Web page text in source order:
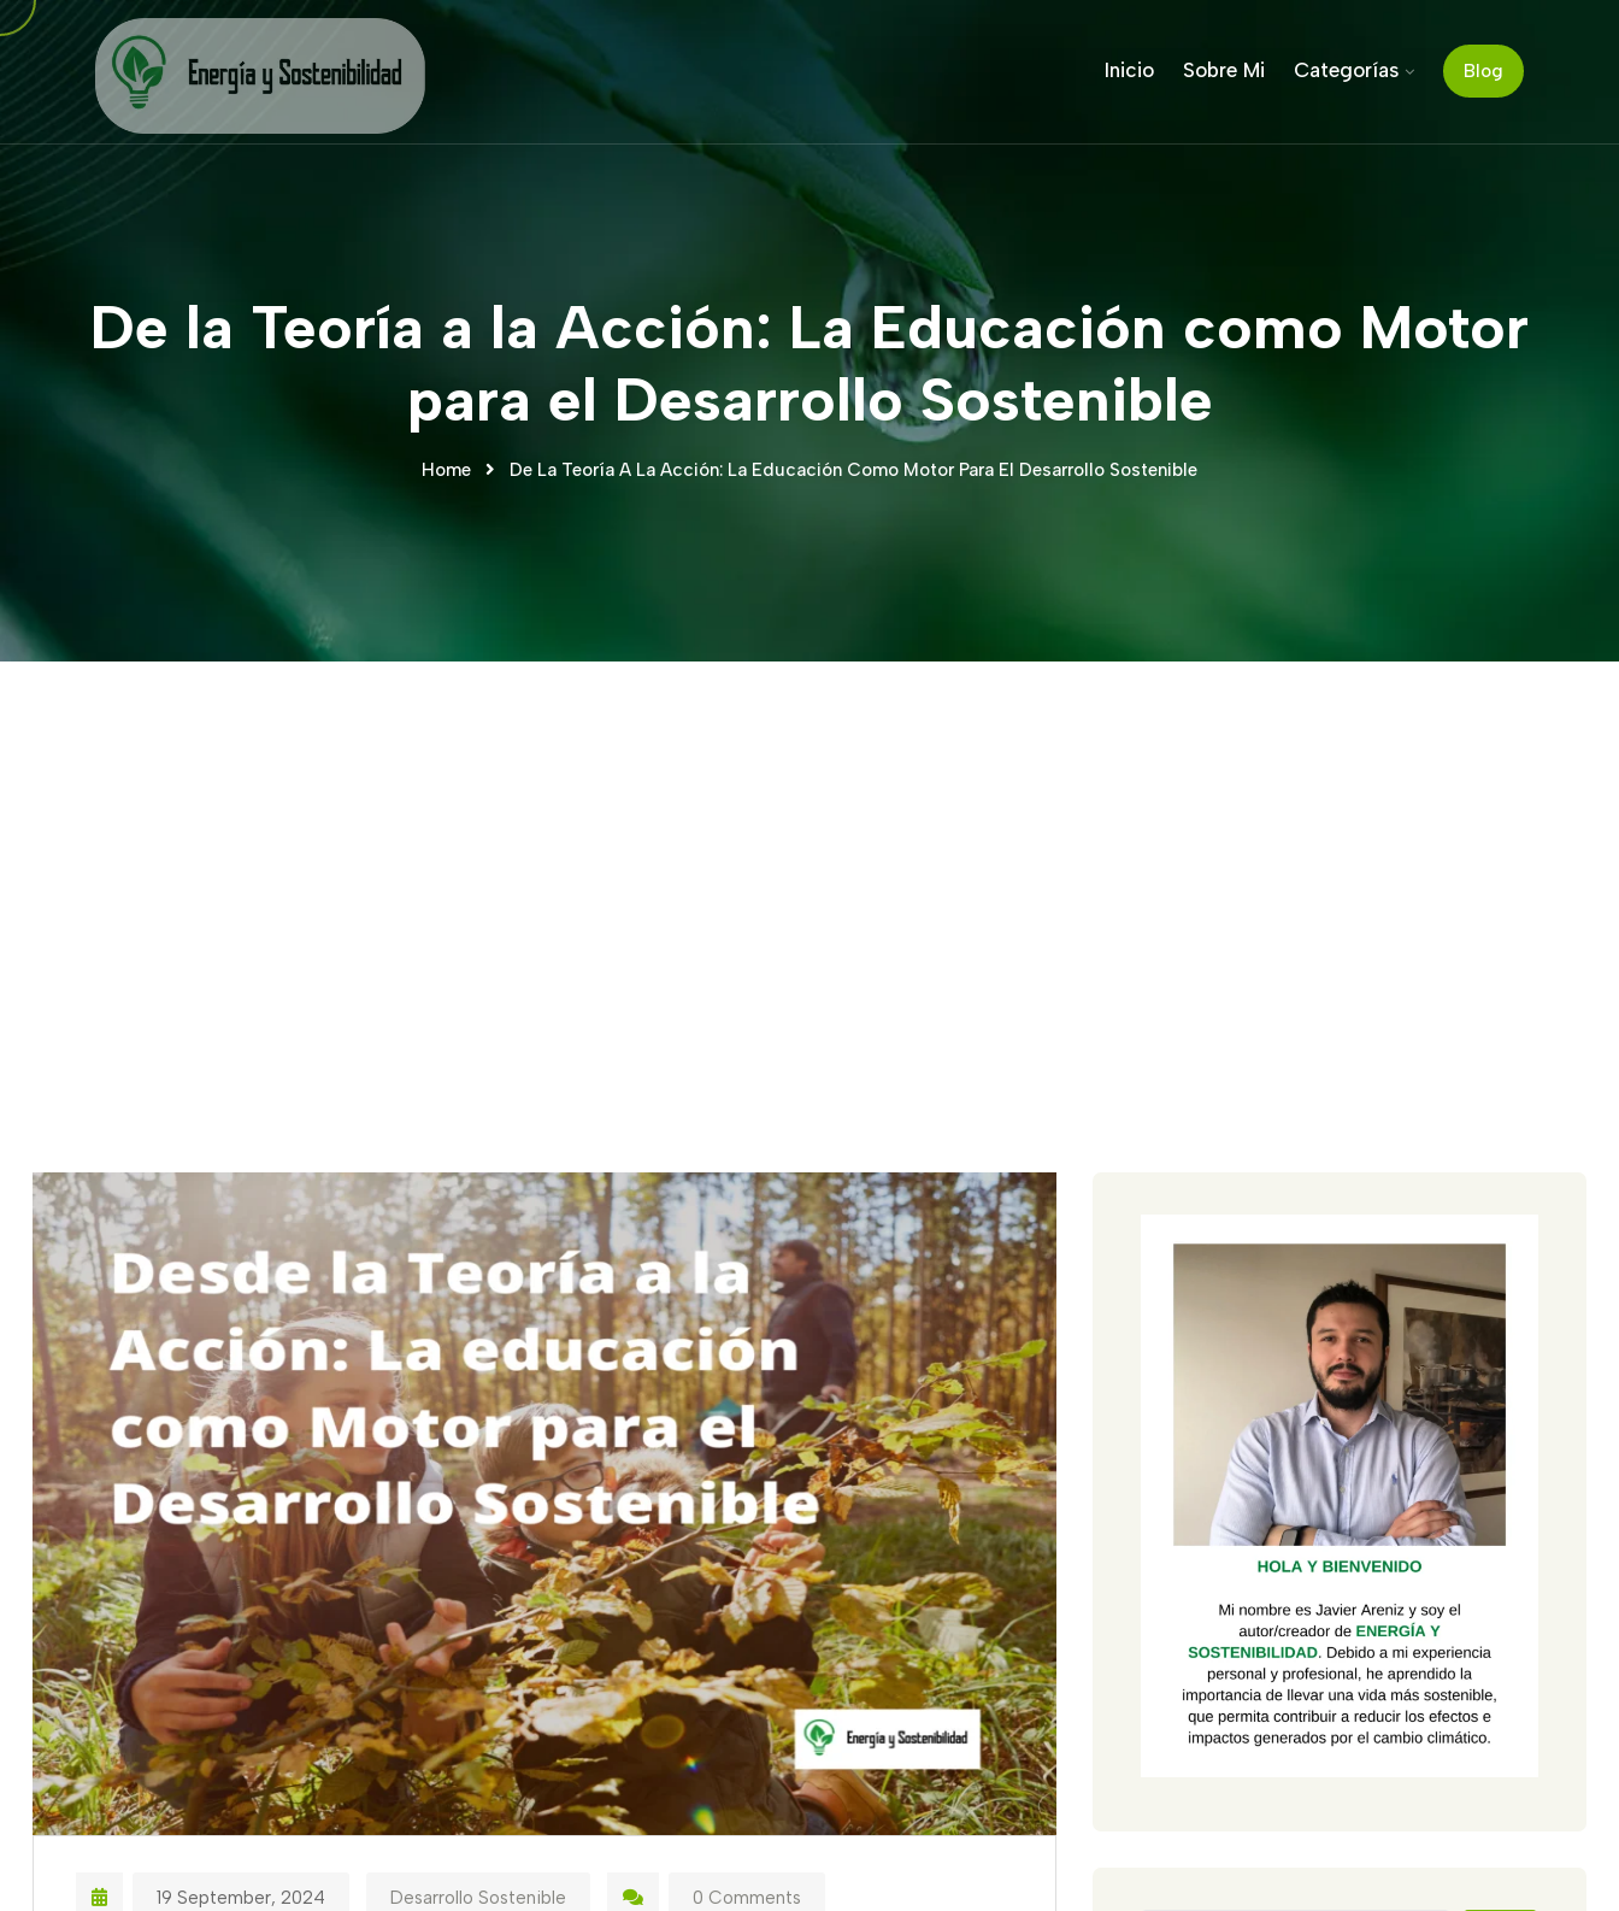
Inicio Sobre Mi Categorías Blog
De la Teoría a la Acción: La Educación como Motor
para el Desarrollo Sostenible
Home De La Teoría A La Acción: La Educación Como Motor Para El Desarrollo Sostenible
19 September, 2024 Desarrollo Sostenible 0 Comments